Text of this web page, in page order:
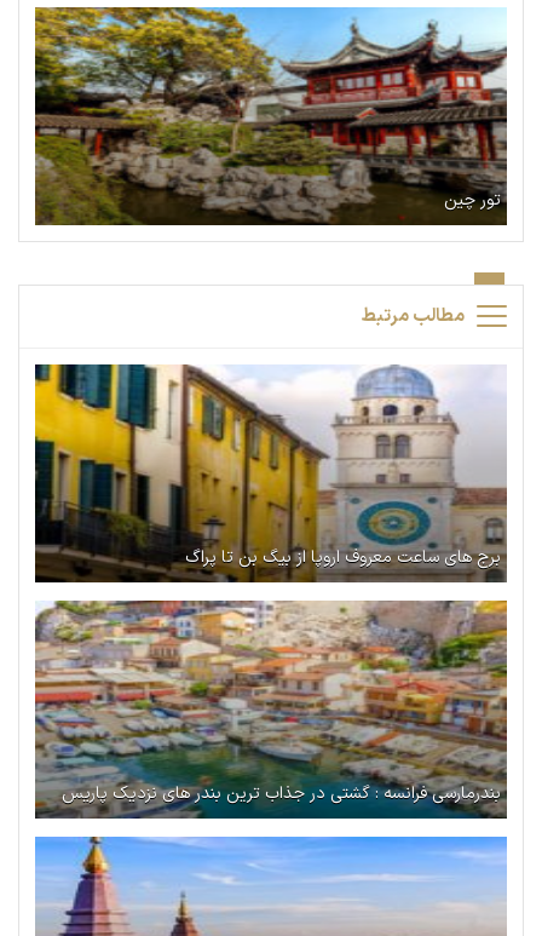
تور چین
مطالب مرتبط
برج‌ های ساعت معروف اروپا از بیگ بن تا پراگ
بندرمارسی فرانسه : گشتی در جذاب ترین بندر های نزدیک پاریس